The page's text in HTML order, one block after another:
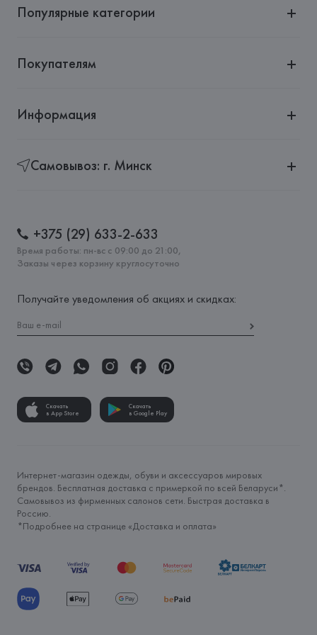
Популярные категории
Покупателям
Информация
Самовывоз: г. Минск
+375 (29) 633-2-633
Время работы: пн-вс с 09:00 до 21:00,
Заказы через корзину круглосуточно
Получайте уведомления об акциях и скидках:
Скачать
в App Store
Скачать
в Google Play
Интернет-магазин одежды, обуви и аксессуаров мировых
брендов. Бесплатная доставка с примеркой по всей Беларуси*.
Самовывоз из фирменных салонов сети. Быстрая доставка в
Россию.
*Подробнее на странице «Доставка и оплата»